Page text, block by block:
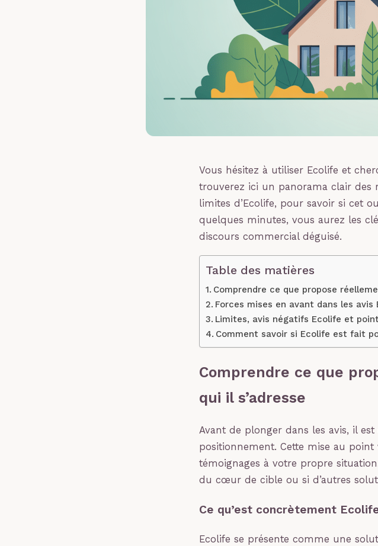
Vous hésitez à utiliser Ecolife et
trouverez ici un panorama clair des
limites d’Ecolife, pour savoir si cet
quelques minutes, vous aurez les
discours commercial déguisé.
Table des matières
Comprendre ce que propose
Forces mises en avant dans les
Limites, avis négatifs Ecolife et
Comment savoir si Ecolife est fait
Comprendre ce que
qui il s’adresse
Avant de plonger dans les avis, il
positionnement. Cette mise au
témoignages à votre propre
du cœur de cible ou si d’autres
Ce qu’est concrètement
Ecolife se présente comme une